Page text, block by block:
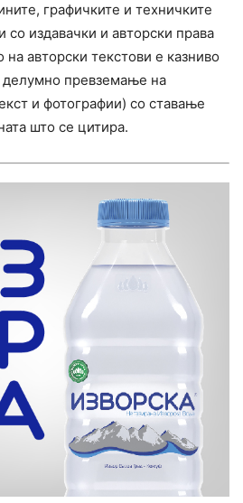
графичките и техничките
со издавачки и авторски права
авторски текстови е казниво
делумно превземање на
и фотографии) со ставање
што се цитира.